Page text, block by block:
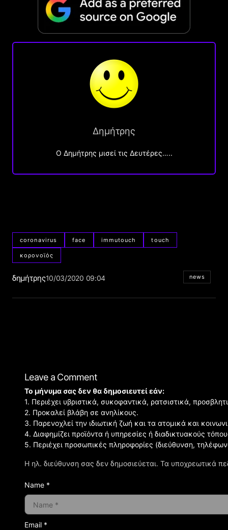
Δημήτρης
O Δημήτρης μισεί τις Δευτέρες…..
coronavirus face immutouch touch
κορονοϊός
δημήτρης10/03/2020 09:04 news
Leave a Comment
Η ηλ. διεύθυνση σας δεν δημοσιεύεται. Τα υποχρεωτικά
Το μήνυμα σας δεν θα δημοσιευτεί εάν:
1. Περιέχει υβριστικά, συκοφαντικά, ρατσιστικά,
2. Προκαλεί βλάβη σε ανηλίκους.
3. Παρενοχλεί την ιδιωτική ζωή και τα ατομικά και
4. Διαφημίζει προϊόντα ή υπηρεσίες ή διαδικτυακούς
5. Περιέχει προσωπικές πληροφορίες (διεύθυνση,
Name *
Email *